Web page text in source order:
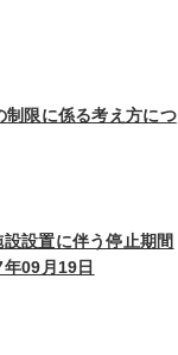
制限に係る考え方につ
設置に伴う停止期間
09月19日